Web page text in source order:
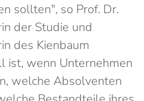
sollten", so Prof. Dr.
der Studie und
des Kienbaum
ist, wenn Unternehmen
welche Absolventen